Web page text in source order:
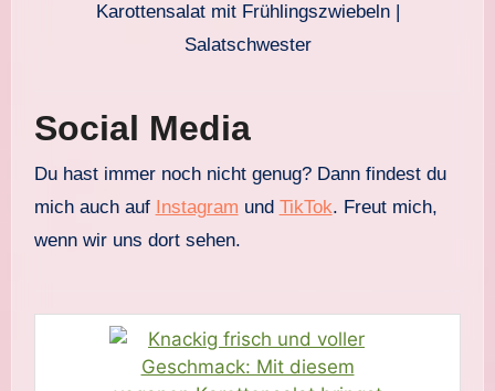
Karottensalat mit Frühlingszwiebeln |
Salatschwester
Social Media
Du hast immer noch nicht genug? Dann findest du
mich auch auf Instagram und TikTok. Freut mich,
wenn wir uns dort sehen.